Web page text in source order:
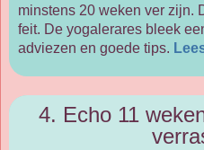
minstens 20 weken ver zijn.
feit. De yogalerares bleek
adviezen en goede tips.
4. Echo 11